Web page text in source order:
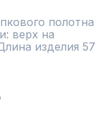
полотна
верх на
изделия 57